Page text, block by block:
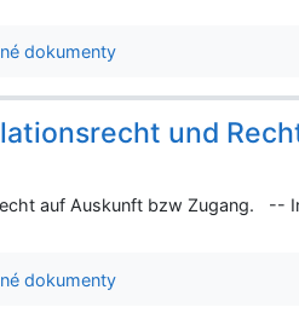
dokumenty
und
auf Auskunft bzw Zugang. --
dokumenty